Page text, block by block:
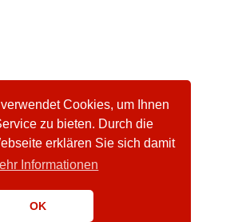
Cookies, um Ihnen
zu bieten. Durch die
erklären Sie sich damit
Informationen
OK